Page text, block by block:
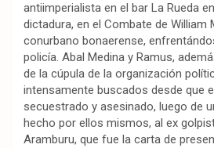
antiimperialista en el bar La Rueda
dictadura, en el Combate de William
conurbano bonaerense,
policía. Abal Medina y Ramus,
de la cúpula de la organización
intensamente buscados desde que
secuestrado y asesinado, luego de
hecho por ellos mismos, al ex
Aramburu, que fue la carta de